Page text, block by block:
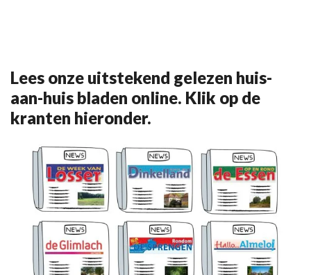
Lees onze uitstekend gelezen huis-
aan-huis bladen online. Klik op de
kranten hieronder.